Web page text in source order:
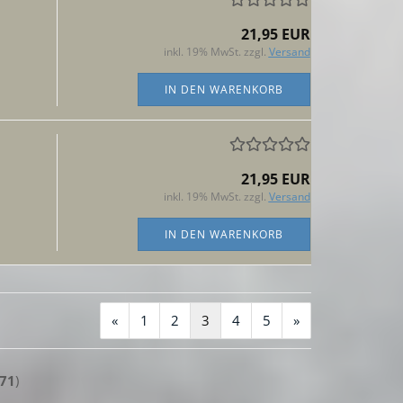
21,95 EUR
inkl. 19% MwSt. zzgl. Versand
IN DEN WARENKORB
21,95 EUR
inkl. 19% MwSt. zzgl. Versand
IN DEN WARENKORB
« 1 2 3 4 5 »
71 )